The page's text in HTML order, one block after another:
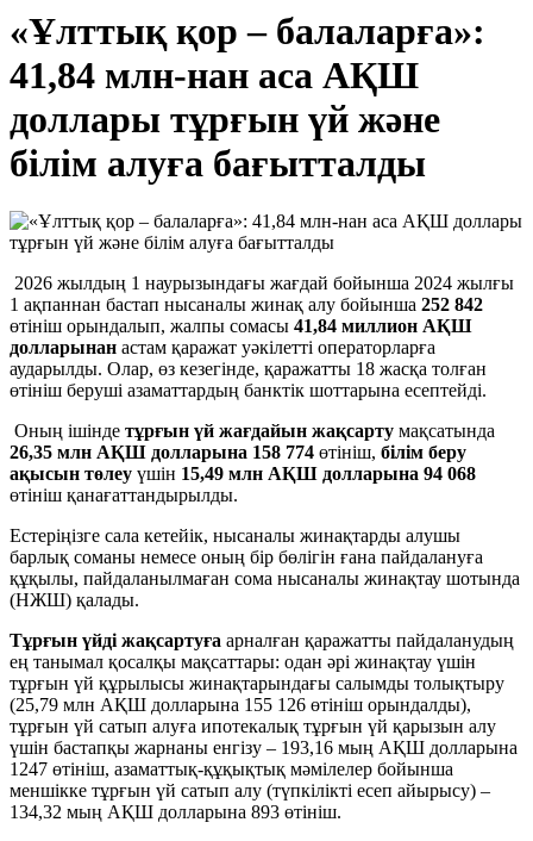
«Ұлттық қор – балаларға»:
41,84 млн-нан аса АҚШ
доллары тұрғын үй және
білім алуға бағытталды
2026 жылдың 1 наурызындағы жағдай бойынша 2024 жылғы
1 ақпаннан бастап нысаналы жинақ алу бойынша 252 842
өтініш орындалып, жалпы сомасы 41,84 миллион АҚШ
долларынан астам қаражат уәкілетті операторларға
аударылды. Олар, өз кезегінде, қаражатты 18 жасқа толған
өтініш беруші азаматтардың банктік шоттарына есептейді.
Оның ішінде тұрғын үй жағдайын жақсарту мақсатында
26,35 млн АҚШ долларына 158 774 өтініш, білім беру
ақысын төлеу үшін 15,49 млн АҚШ долларына 94 068
өтініш қанағаттандырылды.
Естеріңізге сала кетейік, нысаналы жинақтарды алушы
барлық соманы немесе оның бір бөлігін ғана пайдалануға
құқылы, пайдаланылмаған сома нысаналы жинақтау шотында
(НЖШ) қалады.
Тұрғын үйді жақсартуға арналған қаражатты пайдаланудың
ең танымал қосалқы мақсаттары: одан әрі жинақтау үшін
тұрғын үй құрылысы жинақтарындағы салымды толықтыру
(25,79 млн АҚШ долларына 155 126 өтініш орындалды),
тұрғын үй сатып алуға ипотекалық тұрғын үй қарызын алу
үшін бастапқы жарнаны енгізу – 193,16 мың АҚШ долларына
1247 өтініш, азаматтық-құқықтық мәмілелер бойынша
меншікке тұрғын үй сатып алу (түпкілікті есеп айырысу) –
134,32 мың АҚШ долларына 893 өтініш.